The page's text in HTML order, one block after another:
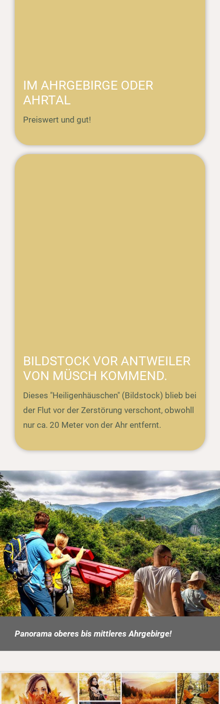
IM AHRGEBIRGE ODER
AHRTAL
Preiswert und gut!
BILDSTOCK VOR ANTWEILER
VON MÜSCH KOMMEND.
Dieses "Heiligenhäuschen" (Bildstock) blieb bei
der Flut vor der Zerstörung verschont, obwohll
nur ca. 20 Meter von der Ahr entfernt.
Panorama oberes bis mittleres Ahrgebirge!